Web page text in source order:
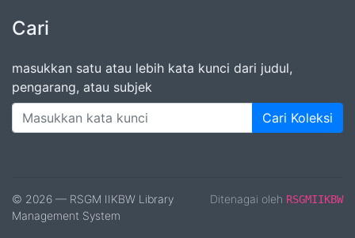
Cari
masukkan satu atau lebih kata kunci dari judul,
pengarang, atau subjek
Cari Koleksi
© 2026 — RSGM IIKBW Library
Management System
Ditenagai oleh RSGMIIKBW